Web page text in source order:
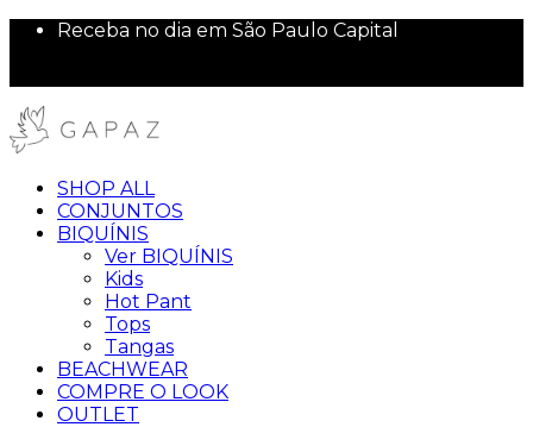
Receba no dia em São Paulo Capital
SHOP ALL
CONJUNTOS
BIQUÍNIS
Ver BIQUÍNIS
Kids
Hot Pant
Tops
Tangas
BEACHWEAR
COMPRE O LOOK
OUTLET